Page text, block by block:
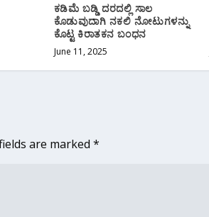
ಕಡಿಮೆ ಬಡ್ಡಿ ದರದಲ್ಲಿ ಸಾಲ
ಕೊಡುವುದಾಗಿ ನಕಲಿ ನೋಟುಗಳನ್ನು
ಕೊಟ್ಟ ಕಿರಾತಕನ ಬಂಧನ
June 11, 2025
are marked*